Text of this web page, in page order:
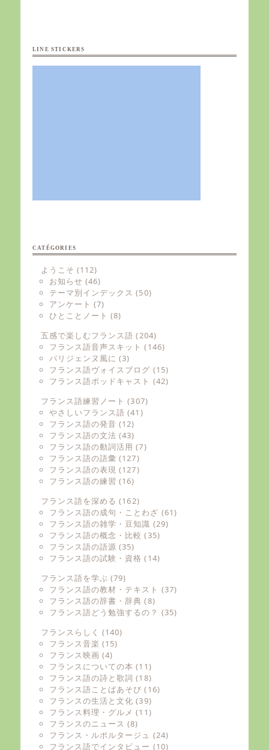
LINE STICKERS
CATÉGORIES
ようこそ (112)
お知らせ (46)
テーマ別インデックス (50)
アンケート (7)
ひとことノート (8)
五感で楽しむフランス語 (204)
フランス語音声スキット (146)
パリジェンヌ風に (3)
フランス語ヴォイスブログ (15)
フランス語ポッドキャスト (42)
フランス語練習ノート (307)
やさしいフランス語 (41)
フランス語の発音 (12)
フランス語の文法 (43)
フランス語の動詞活用 (7)
フランス語の語彙 (127)
フランス語の表現 (127)
フランス語の練習 (16)
フランス語を深める (162)
フランス語の成句・ことわざ (61)
フランス語の雑学・豆知識 (29)
フランス語の概念・比較 (35)
フランス語の語源 (35)
フランス語の試験・資格 (14)
フランス語を学ぶ (79)
フランス語の教材・テキスト (37)
フランス語の辞書・辞典 (8)
フランス語どう勉強するの？ (35)
フランスらしく (140)
フランス音楽 (15)
フランス映画 (4)
フランスについての本 (11)
フランス語の詩と歌詞 (18)
フランス語ことばあそび (16)
フランスの生活と文化 (39)
フランス料理・グルメ (11)
フランスのニュース (8)
フランス・ルポルタージュ (24)
フランス語でインタビュー (10)